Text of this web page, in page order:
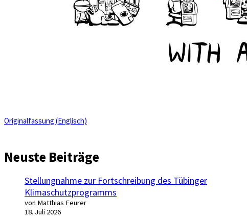
Originalfassung (Englisch)
Neuste Beiträge
Stellungnahme zur Fortschreibung des Tübinger
Klimaschutzprogramms
von Matthias Feurer
18. Juli 2026